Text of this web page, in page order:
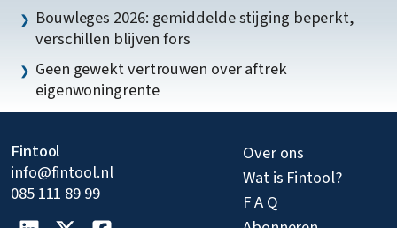
Bouwleges 2026: gemiddelde stijging beperkt,
verschillen blijven fors
Geen gewekt vertrouwen over aftrek
eigenwoningrente
Fintool
info@fintool.nl
085 111 89 99
Over ons
Wat is Fintool?
F A Q